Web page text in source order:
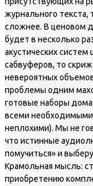
журнального текста,
сложнее. В ценовом
будет в несколько
акустических
сабвуферов, то
невероятных
проблемы одним
готовые наборы
всеми необходимыми
неплохими). Мы не
что истинные
помучиться» и
Крамольная мысль:
приобретению